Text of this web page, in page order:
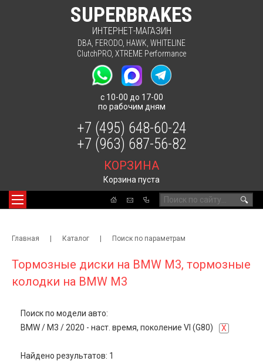
SUPERBRAKES
ИНТЕРНЕТ-МАГАЗИН
DBA FERODO HAWK WHITELINE
ClutchPRO XTREME Performance
с 10-00 до 17-00
по рабочим дням
🔍
КОРЗИНА
Корзина пуста
+7 (495) 648-60-24
+7 (963) 687-56-82
Главная | Каталог | Поиск по параметрам
Тормозные диски на BMW M3, тормозные
колодки на BMW M3
Поиск по модели авто:
BMW/ M3 / 2020 - наст. время, поколение VI (G80) X
Найдено результатов: 1